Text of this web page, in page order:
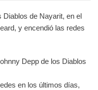
Diablos de Nayarit, en el
y encendió las redes
Depp de los Diablos
en los últimos días,